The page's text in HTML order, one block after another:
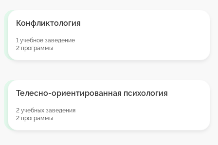
Конфликтология
1 учебное заведение
2 программы
Телесно-ориентированная психология
2 учебных заведения
2 программы